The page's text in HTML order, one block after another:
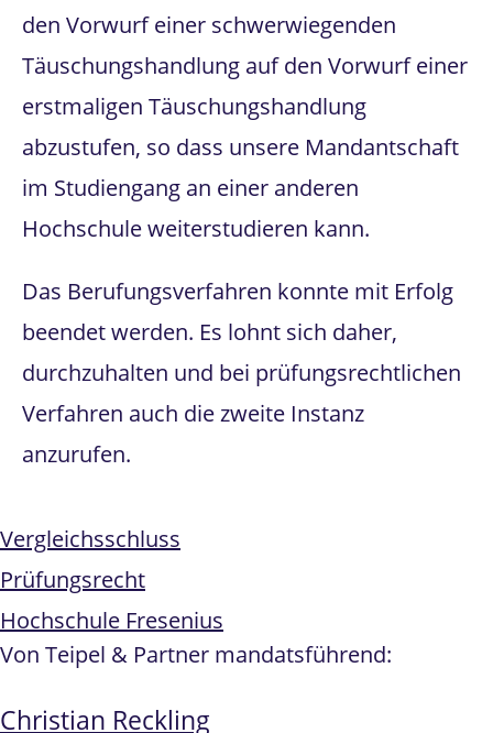
den Vorwurf einer schwerwiegenden
Täuschungshandlung auf den Vorwurf einer
erstmaligen Täuschungshandlung
abzustufen, so dass unsere Mandantschaft
im Studiengang an einer anderen
Hochschule weiterstudieren kann.
Das Berufungsverfahren konnte mit Erfolg
beendet werden. Es lohnt sich daher,
durchzuhalten und bei prüfungsrechtlichen
Verfahren auch die zweite Instanz
anzurufen.
Vergleichsschluss
Prüfungsrecht
Hochschule Fresenius
Von Teipel & Partner mandatsführend:
Christian Reckling